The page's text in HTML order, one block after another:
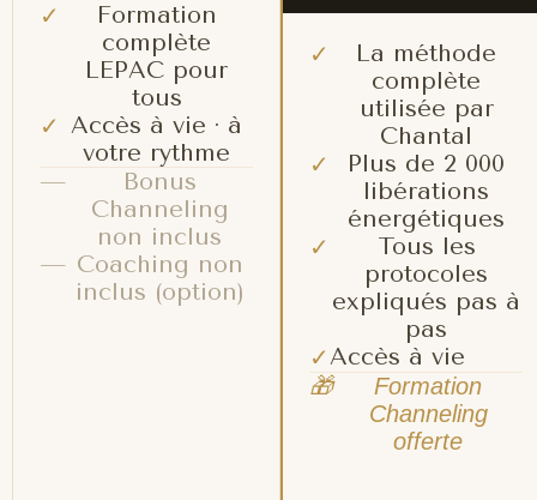
✓
Formation
complète
LEPAC pour
tous
✓ Accès à vie · à
votre rythme
—
Bonus
Channeling
non inclus
— Coaching non
inclus (option)
✓
La méthode
complète
utilisée par
Chantal
✓
Plus de 2 000
libérations
énergétiques
✓
Tous les
protocoles
expliqués pas à
pas
✓Accès à vie
🎁
Formation
Channeling
offerte